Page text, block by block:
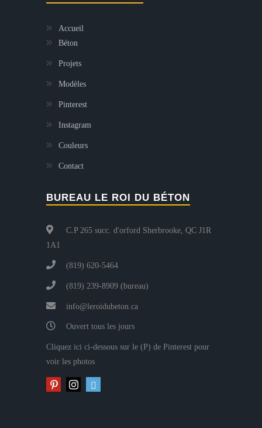
Accueil
Béton
Projets
Modèles
Pinterest
Instagram
Couleurs
Contact
BUREAU LE ROI DU BÉTON
C.P 265 succ. d'orford Sherbrooke, QC J1R
1A1
(819) 620-5464
(819) 239-8909 (bureau)
info@leroidubeton.ca
Ouvert tous les jours
Cliquez ici ci-dessous sur le (P) de Pinterest pour
voir les photos